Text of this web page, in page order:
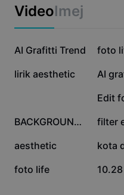
Pemasaran
Templat industri
Templat recap
Pusat Amanah
Pusat Bantuan
Perihal Terma
Dreamina Seedance
pencipta kandungan,
mengoptimumkan
suntingan gambar
VideoImej
65.4K
AI Grafitti Trend 38.7K
15K
lirik aesthetic 6.9K
AI
2.9K
1.1K BACKGROUND CUTE🌸 1.1K
filter
171
aesthetic 157
kota
3
foto life 2